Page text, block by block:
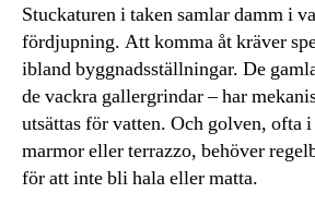
Stuckaturen i taken samlar damm i
fördjupning. Att komma åt kräver
ibland byggnadsställningar. De
de vackra gallergrindar – har
utsättas för vatten. Och golven, ofta
marmor eller terrazzo, behöver
för att inte bli hala eller matta.